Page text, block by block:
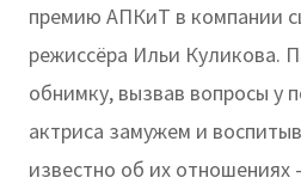
премию АПКиТ в компании
режиссёра Ильи Куликова.
обнимку, вызвав вопросы у
актриса замужем и
известно об их